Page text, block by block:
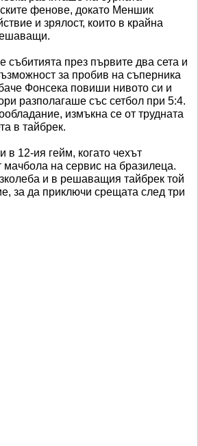
фенове, докато Меншик
и зрялост, които в крайна
събитията през първите два сета и
за пробив на съперника
Фонсека повиши нивото си и
разполагаше със сетбол при 5:4.
измъкна се от трудната
в тайбрек.
12-ия гейм, когато чехът
мачбола на сервис на бразилеца.
и в решаващия тайбрек той
за да приключи срещата след три